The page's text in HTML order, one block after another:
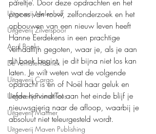
Uitgeverij Melenhoff
Uitgeverij Zilverspoor
April Books
De Verhalenfabriek
Uitgeverij Cargo
Uitgeverij Prometheus
Uitgeverij Marmer
Uitgeverij Maven Publishing
pareltje. Door deze opdrachten en het
proces van rouw, zelfonderzoek en het
opbouwen van een nieuw leven heeft
Hanne Eerdekens in een prachtige
verhaallijn gegoten, waar je, als je aan
dit boek begint, je dit bijna niet los kan
laten. Je wilt weten wat de volgende
opdracht is en of Noël haar geluk en
liefde hervindt.Tot aan het einde blijf je
nieuwsgierig naar de afloop, waarbij je
absoluut niet teleurgesteld wordt.